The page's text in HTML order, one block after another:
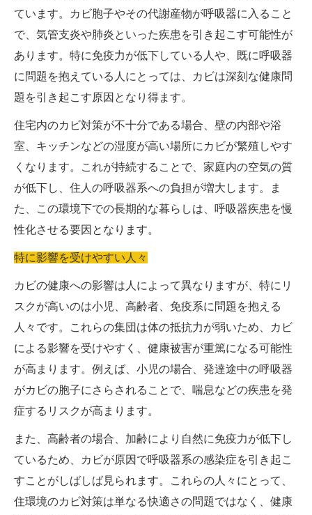
ています。カビ胞子やその代謝産物が呼吸器に入ること
で、気管支炎や肺炎といった疾患を引き起こす可能性が
あります。特に免疫力が低下している人や、既に呼吸器
に問題を抱えている人にとっては、カビは深刻な健康問
題を引き起こす原因となり得ます。
住宅内のカビ対策が不十分である場合、壁の内部や浴
室、キッチンなどの湿度が高い場所にカビが繁殖しやす
くなります。これが持続することで、家庭内の空気の質
が低下し、住人の呼吸器系への負担が増大します。ま
た、この環境下での長期的な暮らしは、呼吸器疾患を慢
性化させる要因となります。
特に影響を受けやすい人々
カビの健康への影響は人によって異なりますが、特にリ
スクが高いのは小児、高齢者、免疫系に問題を抱える
人々です。これらの集団は体の抵抗力が弱いため、カビ
による影響を受けやすく、健康被害が重篤になる可能性
が高まります。例えば、小児の場合、発達途中の呼吸器
がカビの胞子にさらされることで、喘息などの疾患を発
症するリスクが高まります。
また、高齢者の場合、加齢により自然に免疫力が低下し
ているため、カビが原因で呼吸器系の感染症を引き起こ
すことがしばしば見られます。これらの人々にとって、
住環境のカビ対策は単なる快適さの問題ではなく、健康